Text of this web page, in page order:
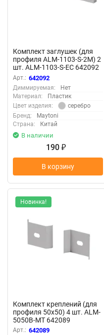
Комплект заглушек (для
профиля ALM-1103-S-2M) 2
шт. ALM-1103-S-EC 642092
(Серебро) 642092
Арт.: 642092
Диммируемая:
Нет
Материал:
Пластик
Цвет изделия:
серебро
Бренд:
Maytoni
Страна:
Китай
В наличии
190 ₽
В корзину
Новинка!
Комплект креплений (для
профиля 50x50) 4 шт. ALM-
5050B-MT 642089
(Серебро) 642089
Арт.: 642089